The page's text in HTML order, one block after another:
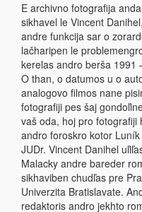
E archivno fotografija
sikhavel le Vincent
andre funkcija sar o
lačharipen le
kerelas andro berša 1991
O than, o datumos u o
analogovo filmos nane
fotografiji pes šaj
vaš oda, hoj pro fotografiji
andro foroskro kotor
JUDr. Vincent Danihel
Malacky andre bareder
sikhaviben chudľas pre
Univerzita Bratislavate.
redaktoris andro jekhto